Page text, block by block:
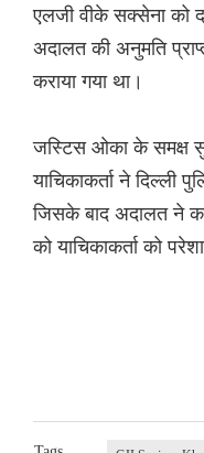
एलजी वीके सक्सेना को
अदालत की अनुमति
कराया गया था।
जस्टिस ओका के समक्ष
याचिकाकर्ता ने दिल्ली
जिसके बाद अदालत ने
को याचिकाकर्ता को